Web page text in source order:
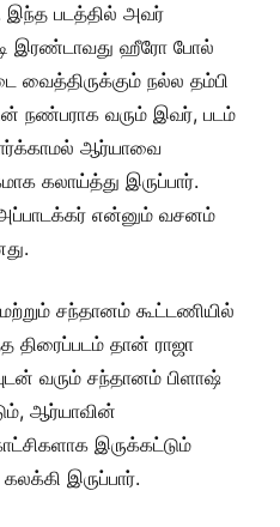
இந்த படத்தில் அவர்
இரண்டாவது ஹீரோ போல்
வைத்திருக்கும் நல்ல தம்பி
நண்பராக வரும் இவர், படம்
ஆர்யாவை
கலாய்த்து இருப்பார்.
என்னும் வசனம்
சந்தானம் கூட்டணியில்
திரைப்படம் தான் ராஜா
வரும் சந்தானம் பிளாஷ்
ஆர்யாவின்
இருக்கட்டும்
இருப்பார்.